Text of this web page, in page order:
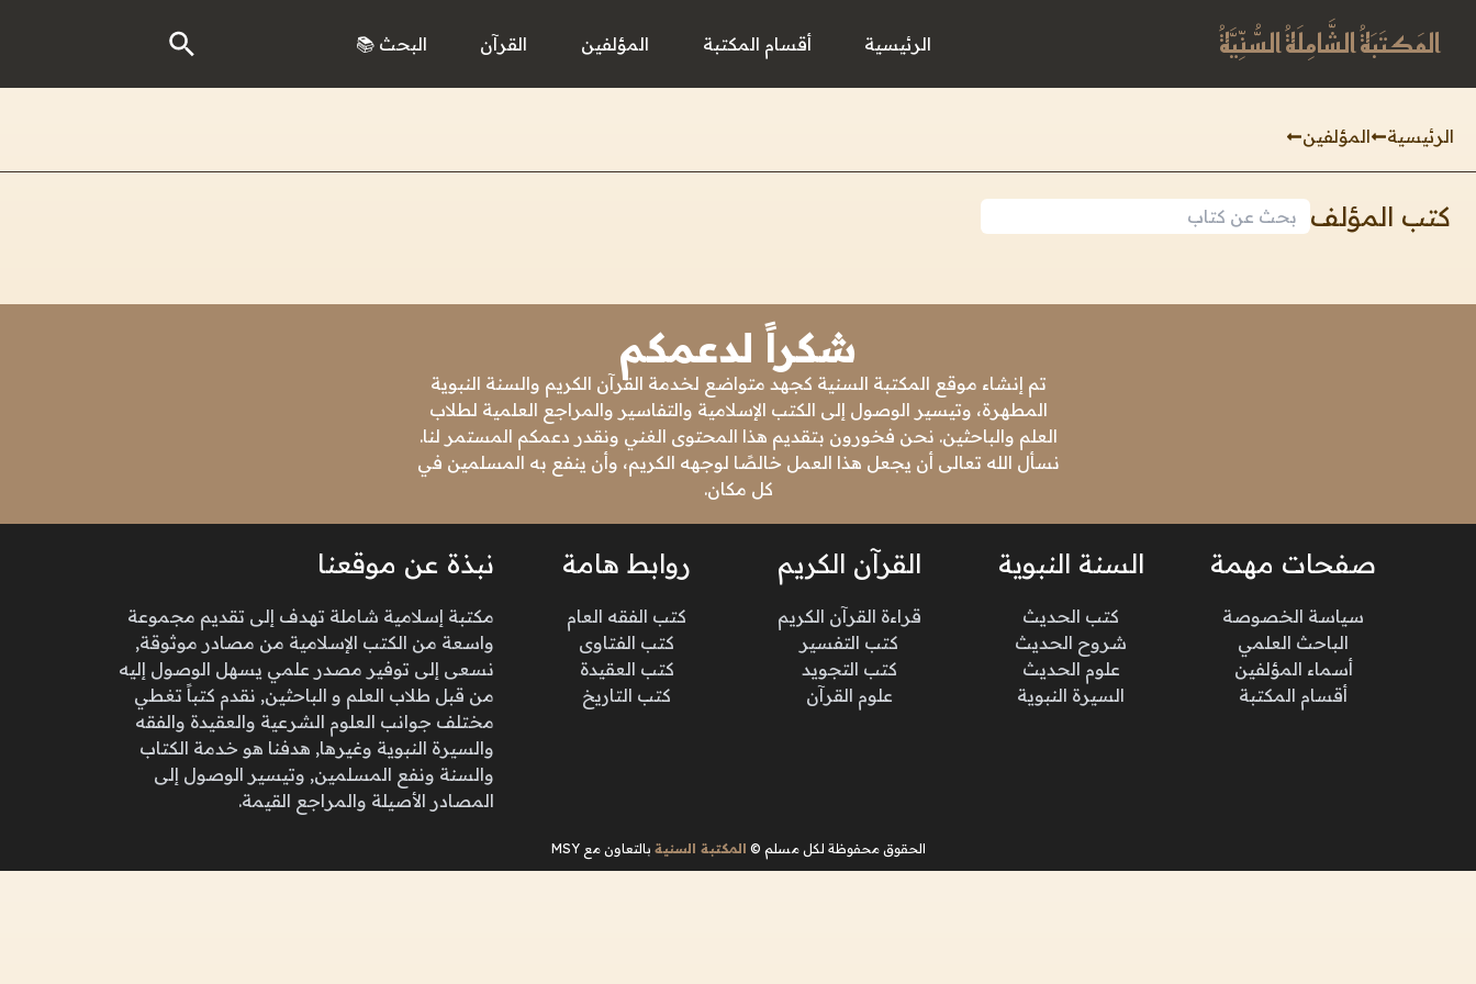
المَكتَبَةُ الشَّامِلَةُ السُّنِّيَّةُ الرئيسية أقسام المكتبة المؤلفين القرآن البحث 📚
الرئيسية المؤلفين
كتب المؤلف
شكراً لدعمكم
تم إنشاء موقع المكتبة السنية كجهد متواضع لخدمة القرآن الكريم والسنة النبوية
المطهرة، وتيسير الوصول إلى الكتب الإسلامية والتفاسير والمراجع العلمية لطلاب
العلم والباحثين. نحن فخورون بتقديم هذا المحتوى الغني ونقدر دعمكم المستمر لنا.
نسأل الله تعالى أن يجعل هذا العمل خالصًا لوجهه الكريم، وأن ينفع به المسلمين في
كل مكان.
صفحات مهمة
سياسة الخصوصة
الباحث العلمي
أسماء المؤلفين
أقسام المكتبة
السنة النبوية
كتب الحديث
شروح الحديث
علوم الحديث
السيرة النبوية
القرآن الكريم
قراءة القرآن الكريم
كتب التفسير
كتب التجويد
علوم القرآن
روابط هامة
كتب الفقه العام
كتب الفتاوى
كتب العقيدة
كتب التاريخ
نبذة عن موقعنا
مكتبة إسلامية شاملة تهدف إلى تقديم مجموعة
واسعة من الكتب الإسلامية من مصادر موثوقة,
نسعى إلى توفير مصدر علمي يسهل الوصول إليه
من قبل طلاب العلم و الباحثين, نقدم كتباً تغطي
مختلف جوانب العلوم الشرعية والعقيدة والفقه
والسيرة النبوية وغيرها, هدفنا هو خدمة الكتاب
والسنة ونفع المسلمين, وتيسير الوصول إلى
المصادر الأصيلة والمراجع القيمة.
الحقوق محفوظة لكل مسلم © المكتبة السنية بالتعاون مع MSY